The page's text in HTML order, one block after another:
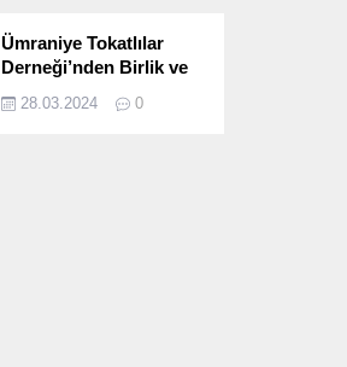
Ümraniye Tokatlılar
Derneği’nden Birlik ve
Programı
28.03.2024 0